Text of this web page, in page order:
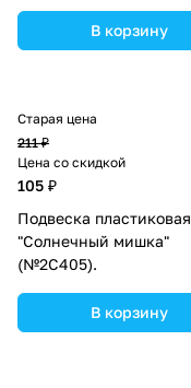
В корзину
Старая цена
211 ₽
Цена со скидкой
105 ₽
Подвеска пластиковая
"Солнечный мишка"
(№2С405).
В корзину